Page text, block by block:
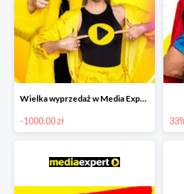
Wielka wyprzedaż w Media Expert do -1000 zł
-1000.00 zł